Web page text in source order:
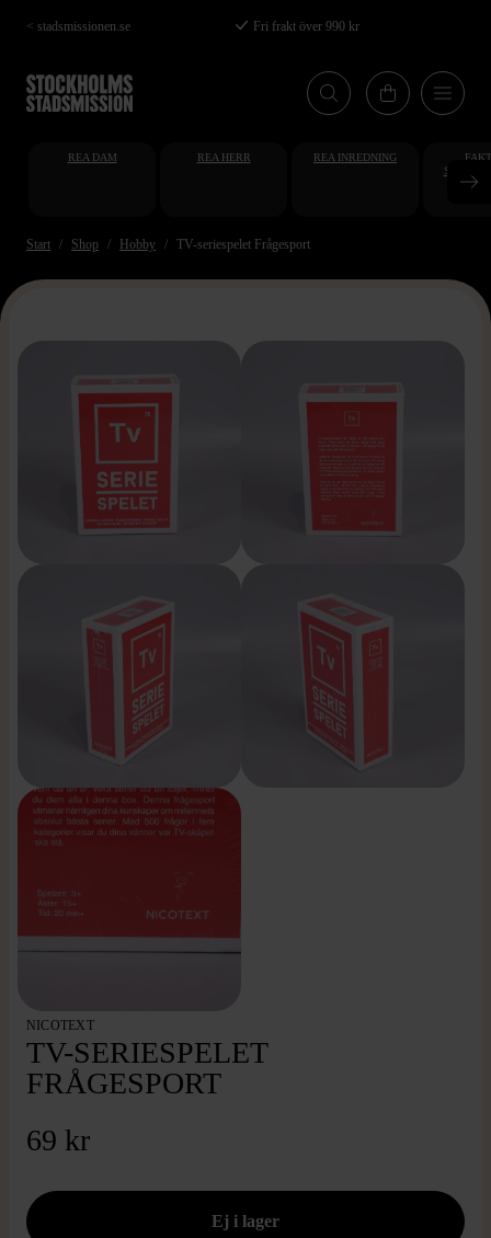
Hoppa
till
huvudinnehåll
< stadsmissionen.se Fri frakt över 990 kr
REA DAM REA HERR REA INREDNING
Start Shop Hobby TV-seriespelet Frågesport
NICOTEXT
TV-SERIESPELET
FRÅGESPORT
69 kr